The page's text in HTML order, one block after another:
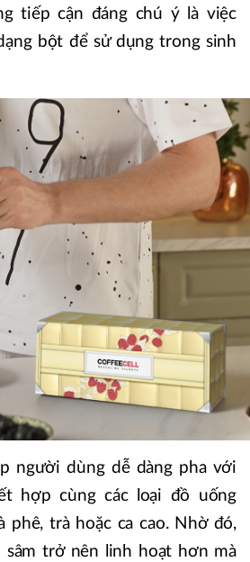
tiếp cận đáng chú ý là việc
bột để sử dụng trong sinh
người dùng dễ dàng pha với
hợp cùng các loại đồ uống
phê, trà hoặc ca cao. Nhờ đó,
sâm trở nên linh hoạt hơn mà